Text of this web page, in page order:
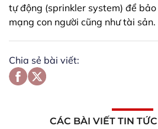
tự động (sprinkler system) để
mạng con người cũng như tài sản.
Chia sẻ bài viết:
CÁC BÀI VIẾT TIN